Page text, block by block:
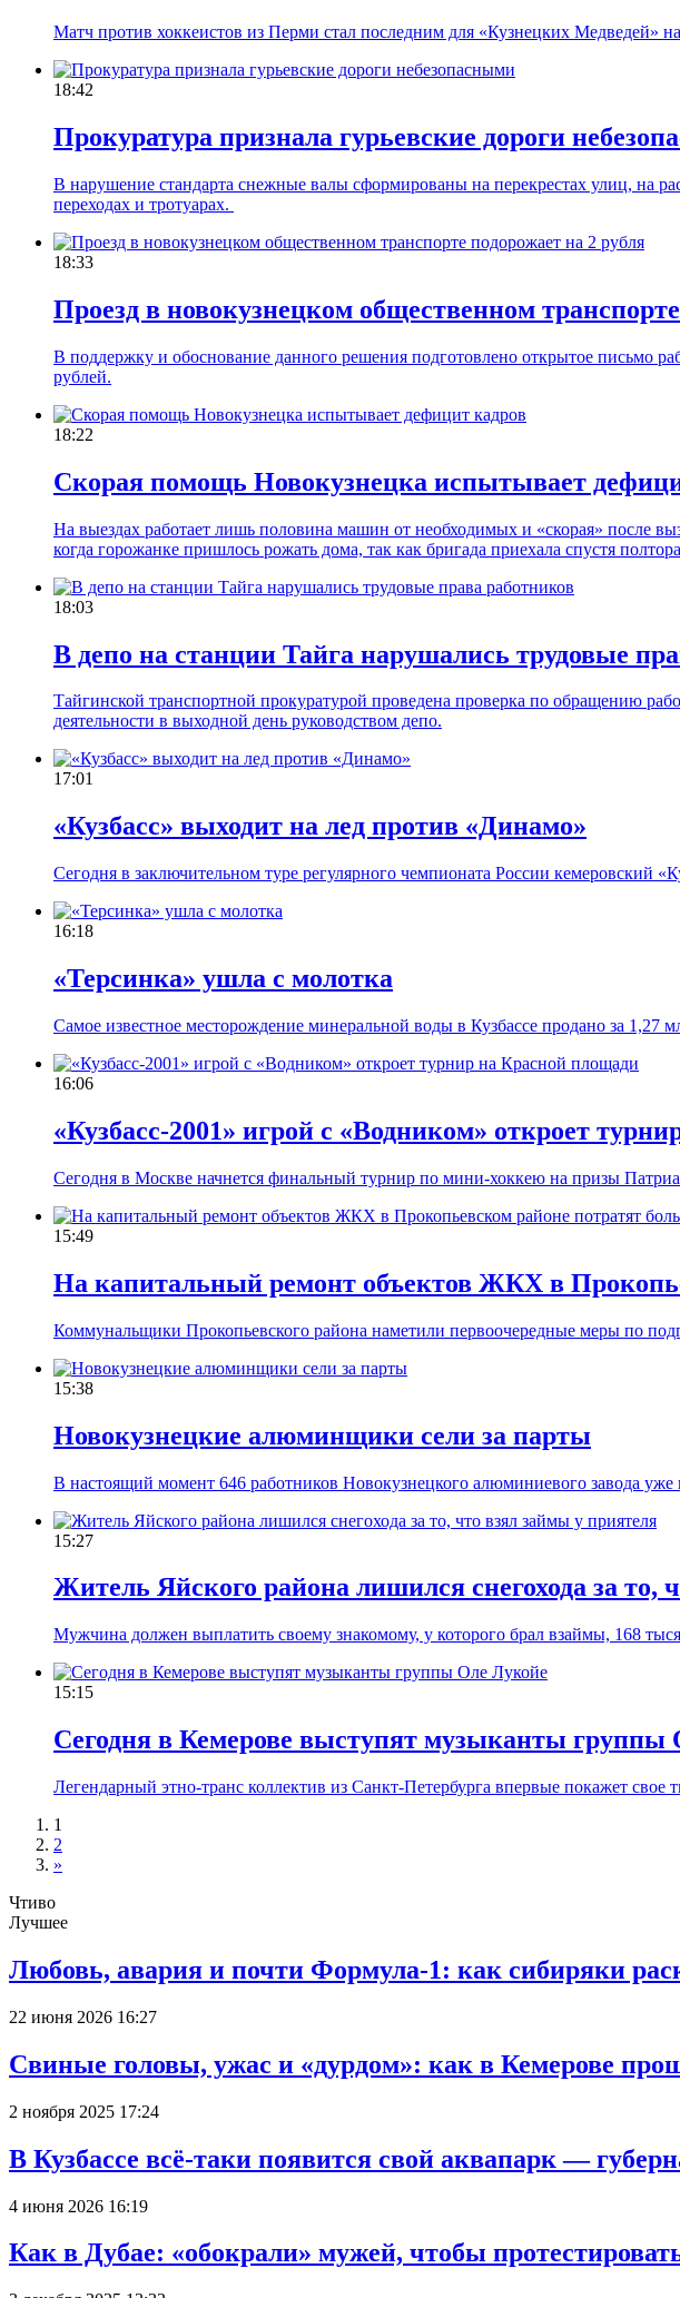
Матч против хоккеистов из Перми стал последним для «Кузнецких Медведей»
18:42
Прокуратура признала гурьевские дороги
В нарушение стандарта снежные валы сформированы на перекрестах улиц, на
переходах и тротуарах.
18:33
Проезд в новокузнецком общественном
В поддержку и обоснование данного решения подготовлено открытое письмо
рублей.
18:22
Скорая помощь Новокузнецка испытывает
На выездах работает лишь половина машин от необходимых и «скорая» после
когда горожанке пришлось рожать дома, так как бригада приехала спустя
18:03
В депо на станции Тайга нарушались трудовые
Тайгинской транспортной прокуратурой проведена проверка по обращению
деятельности в выходной день руководством депо.
17:01
«Кузбасс» выходит на лед против «Динамо»
Сегодня в заключительном туре регулярного чемпионата России кемеровский
16:18
«Терсинка» ушла с молотка
Самое известное месторождение минеральной воды в Кузбассе продано за 1,27
16:06
«Кузбасс-2001» игрой с «Водником» откроет
Сегодня в Москве начнется финальный турнир по мини-хоккею на призы
15:49
На капитальный ремонт объектов ЖКХ в
Коммунальщики Прокопьевского района наметили первоочередные меры по
15:38
Новокузнецкие алюминщики сели за парты
В настоящий момент 646 работников Новокузнецкого алюминиевого завода
15:27
Житель Яйского района лишился снегохода за то,
Мужчина должен выплатить своему знакомому, у которого брал взаймы, 168
15:15
Сегодня в Кемерове выступят музыканты группы
Легендарный этно-транс коллектив из Санкт-Петербурга впервые покажет свое
1
2
»
Чтиво
Лучшее
Любовь, авария и почти Формула-1: как сибиряки
22 июня 2026 16:27
Свиные головы, ужас и «дурдом»: как в Кемерове
2 ноября 2025 17:24
В Кузбассе всё-таки появится свой аквапарк —
4 июня 2026 16:19
Как в Дубае: «обокрали» мужей, чтобы